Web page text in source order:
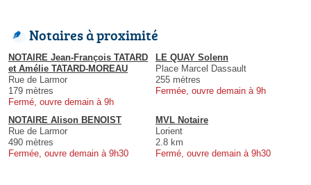
Notaires à proximité
NOTAIRE Jean-François TATARD
et Amélie TATARD-MOREAU
Rue de Larmor
179 mètres
Fermé, ouvre demain à 9h
LE QUAY Solenn
Place Marcel Dassault
255 mètres
Fermée, ouvre demain à 9h
NOTAIRE Alison BENOIST
Rue de Larmor
490 mètres
Fermée, ouvre demain à 9h30
MVL Notaire
Lorient
2.8 km
Fermé, ouvre demain à 9h30